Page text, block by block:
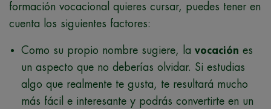
formación vocacional quieres cursar, puedes tener en
cuenta los siguientes factores:
Como su propio nombre sugiere, la vocación es
un aspecto que no deberías olvidar. Si estudias
algo que realmente te gusta, te resultará mucho
más fácil e interesante y podrás convertirte en un